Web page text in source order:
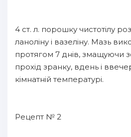
4 ст. л. порошку чистотілу
ланоліну і вазеліну. Мазь
протягом 7 днів, змащуючи
прохід зранку, вдень і
кімнатній температурі.
Рецепт № 2